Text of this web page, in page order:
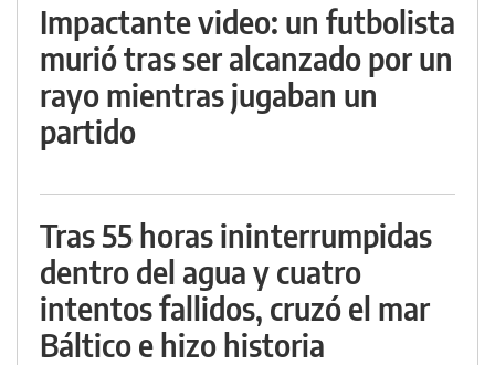
Impactante video: un futbolista
murió tras ser alcanzado por un
rayo mientras jugaban un
partido
Tras 55 horas ininterrumpidas
dentro del agua y cuatro
intentos fallidos, cruzó el mar
Báltico e hizo historia